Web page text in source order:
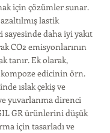
için çözümler sunar.
lastik
daha iyi yakıt
CO2 emisyonlarının
tanır. Ek olarak,
kompoze edicinin örn.
ıslak çekiş ve
yuvarlanma direnci
GR ürünlerini düşük
için tasarladı ve